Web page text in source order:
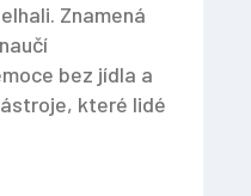
Znamená
bez jídla a
které lidé